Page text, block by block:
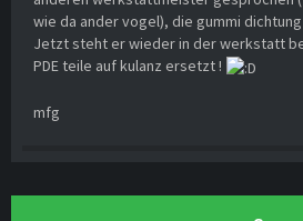
wie da ander vogel), die gummi
Jetzt steht er wieder in der werkstatt
PDE teile auf kulanz ersetzt !
mfg